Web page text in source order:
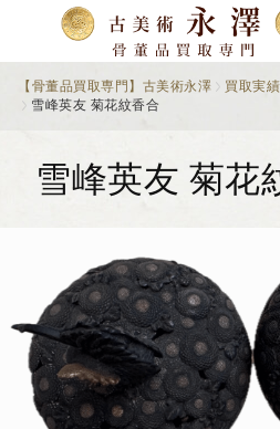
【骨董品買取専門】古美術永澤 買取実
雪峰英友 菊花紋香合
雪峰英友 菊花